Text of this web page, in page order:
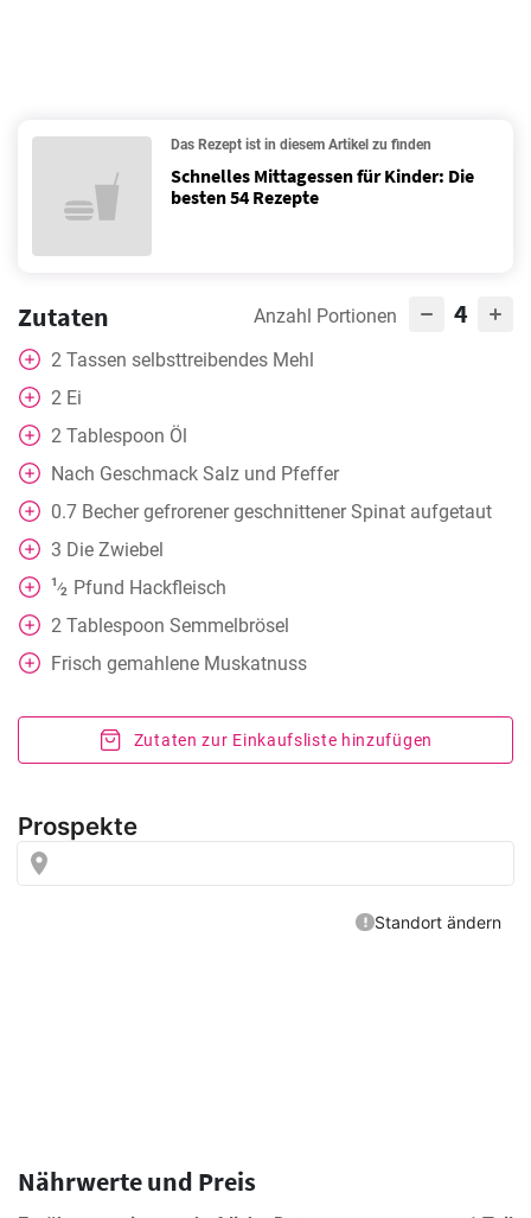
Das Rezept ist in diesem Artikel zu finden
Schnelles Mittagessen für Kinder: Die
besten 54 Rezepte
Zutaten Anzahl Portionen 4
2 Tassen selbsttreibendes Mehl
2 Ei
2 Tablespoon Öl
Nach Geschmack Salz und Pfeffer
0.7 Becher gefrorener geschnittener Spinat aufgetaut
3 Die Zwiebel
1⁄2
Pfund Hackfleisch
2 Tablespoon Semmelbrösel
Frisch gemahlene Muskatnuss
Zutaten zur Einkaufsliste hinzufügen
Nährwerte und Preis